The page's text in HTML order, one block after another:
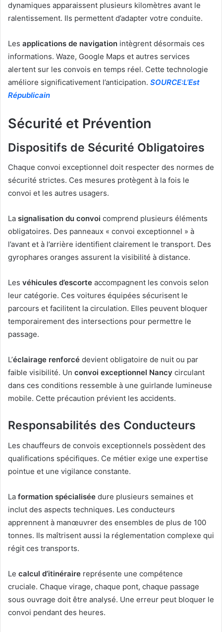
dynamiques apparaissent plusieurs kilomètres avant le
ralentissement. Ils permettent d’adapter votre conduite.
Les applications de navigation intègrent désormais ces
informations. Waze, Google Maps et autres services
alertent sur les convois en temps réel. Cette technologie
améliore significativement l’anticipation. SOURCE:L’Est
Républicain
Sécurité et Prévention
Dispositifs de Sécurité Obligatoires
Chaque convoi exceptionnel doit respecter des normes de
sécurité strictes. Ces mesures protègent à la fois le
convoi et les autres usagers.
La signalisation du convoi comprend plusieurs éléments
obligatoires. Des panneaux « convoi exceptionnel » à
l’avant et à l’arrière identifient clairement le transport. Des
gyrophares oranges assurent la visibilité à distance.
Les véhicules d’escorte accompagnent les convois selon
leur catégorie. Ces voitures équipées sécurisent le
parcours et facilitent la circulation. Elles peuvent bloquer
temporairement des intersections pour permettre le
passage.
L’éclairage renforcé devient obligatoire de nuit ou par
faible visibilité. Un convoi exceptionnel Nancy circulant
dans ces conditions ressemble à une guirlande lumineuse
mobile. Cette précaution prévient les accidents.
Responsabilités des Conducteurs
Les chauffeurs de convois exceptionnels possèdent des
qualifications spécifiques. Ce métier exige une expertise
pointue et une vigilance constante.
La formation spécialisée dure plusieurs semaines et
inclut des aspects techniques. Les conducteurs
apprennent à manœuvrer des ensembles de plus de 100
tonnes. Ils maîtrisent aussi la réglementation complexe qui
régit ces transports.
Le calcul d’itinéraire représente une compétence
cruciale. Chaque virage, chaque pont, chaque passage
sous ouvrage doit être analysé. Une erreur peut bloquer le
convoi pendant des heures.